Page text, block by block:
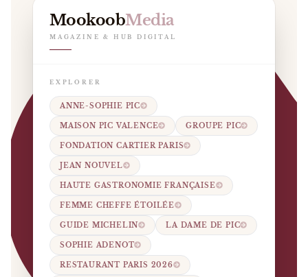
MookoobMedia
MAGAZINE & HUB DIGITAL
EXPLORER
ANNE-SOPHIE PIC
MAISON PIC VALENCE GROUPE PIC
FONDATION CARTIER PARIS
JEAN NOUVEL
HAUTE GASTRONOMIE FRANÇAISE
FEMME CHEFFE ÉTOILÉE
GUIDE MICHELIN LA DAME DE PIC
SOPHIE ADENOT
RESTAURANT PARIS 2026